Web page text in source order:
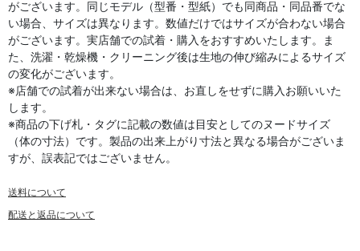
がございます。同じモデル（型番・型紙）でも同商品・同品番でな
い場合、サイズは異なります。数値だけではサイズが合わない場合
がございます。実店舗での試着・購入をおすすめいたします。ま
た、洗濯・乾燥機・クリーニング後は生地の伸び縮みによるサイズ
の変化がございます。
※店舗での試着が出来ない場合は、お直しをせずに購入お願いいた
します。
※商品の下げ札・タグに記載の数値は目安としてのヌードサイズ
（体の寸法）です。製品の出来上がり寸法と異なる場合がございま
すが、誤表記ではございません。
送料について
配送と返品について